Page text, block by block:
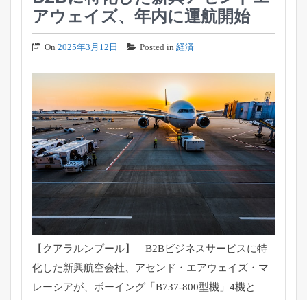
アウェイズ、年内に運航開始
On 2025年3月12日 Posted in 経済
【クアラルンプール】 B2Bビジネスサービスに特
化した新興航空会社、アセンド・ エアウェイズ・マ
レーシアが、ボーイング「B737-800型機」4機と